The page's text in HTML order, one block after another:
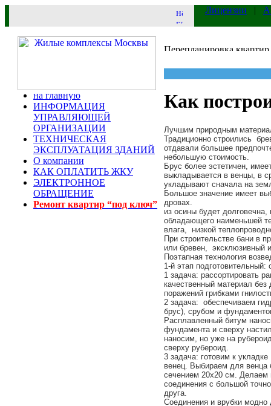
Лицензии |
на главную
ИНФОРМАЦИЯ
УПРАВЛЯЮЩЕЙ
ОРГАНИЗАЦИИ
ТЕХНИЧЕСКАЯ
ЭКСПЛУАТАЦИЯ ЗДАНИЙ
О компании
КАК ОПЛАТИТЬ ЖКУ
ЭЛЕКТРОННОЕ
ОБРАЩЕНИЕ
Ремонт квартир “под ключ”
Как
Лучшим природным
Традиционно строились
отдавали большее
небольшую стоимость.
Брус более эстетичен,
выкладывается в венцы, в
укладывают сначала на
Большое значение имеет
дровах.
из осины будет долговечна,
обладающего наименьшей
влага, низкой
При строительстве бани в
или бревен, эксклюзивный
Поэтапная технология
1-й этап подготовительный:
1 задача: рассортировать
качественный материал
поражений грибками
2 задача: обеспечиваем
брус), срубом и
Расплавленный битум
фундамента и сверху
наносим, но уже на
сверху рубероид.
3 задача: готовим к
венец. Выбираем для венца
сечением 20х20 см. Делаем
соединения с большой
друга.
Соединения и врубки модно